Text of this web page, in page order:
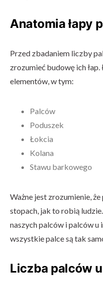
Anatomia łapy
Przed zbadaniem liczby
zrozumieć budowę ich łap.
elementów, w tym:
Palców
Poduszek
Łokcia
Kolana
Stawu barkowego
Ważne jest zrozumienie, że
stopach, jak to robią
naszych palców i palców u
wszystkie palce są tak
Liczba palców